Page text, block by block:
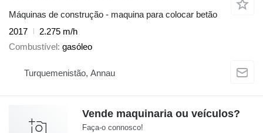
Máquinas de construção - maquina para colocar betão
2017
2.275 m/h
Combustível gasóleo
Turquemenistão, Annau
Vende maquinaria ou veículos?
Faça-o connosco!